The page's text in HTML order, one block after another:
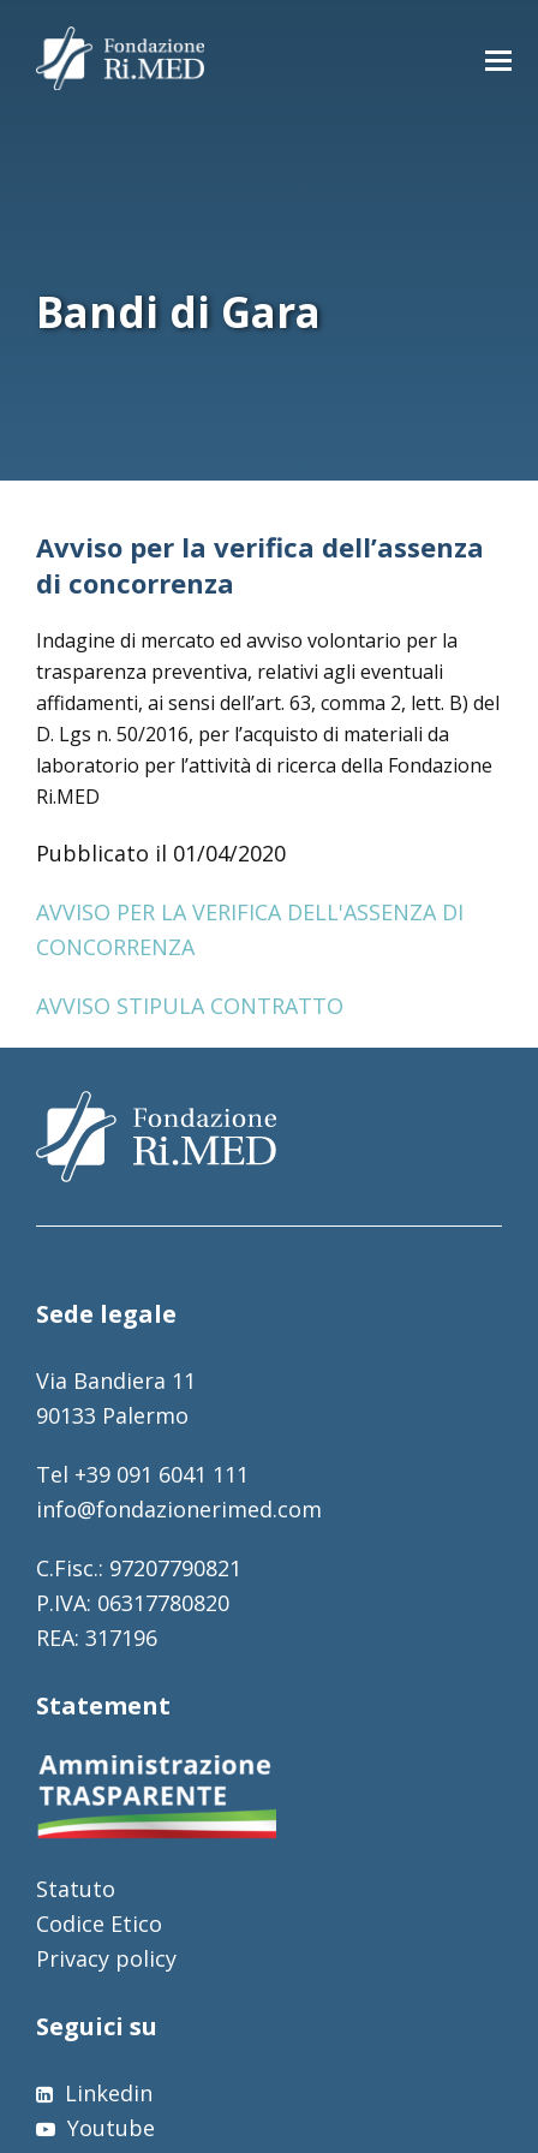
Bandi di Gara
Avviso per la verifica dell’assenza
di concorrenza
Indagine di mercato ed avviso volontario per la
trasparenza preventiva, relativi agli eventuali
affidamenti, ai sensi dell’art. 63, comma 2, lett. B) del
D. Lgs n. 50/2016, per l’acquisto di materiali da
laboratorio per l’attività di ricerca della Fondazione
Ri.MED
Pubblicato il 01/04/2020
AVVISO PER LA VERIFICA DELL'ASSENZA DI
CONCORRENZA
AVVISO STIPULA CONTRATTO
Sede legale
Via Bandiera 11
90133 Palermo
Tel +39 091 6041 111
info@fondazionerimed.com
C.Fisc.: 97207790821
P.IVA: 06317780820
REA: 317196
Statement
Statuto
Codice Etico
Privacy policy
Seguici su
Linkedin
Youtube